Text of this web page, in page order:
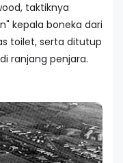
taktiknya
kepala boneka dari
toilet, serta ditutup
ranjang penjara.